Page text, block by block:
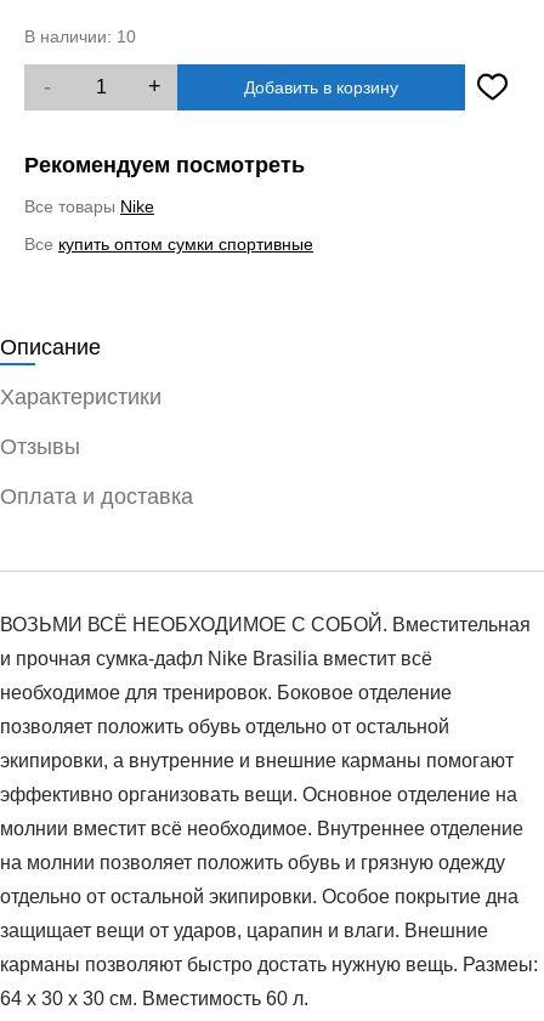
В наличии: 10
- + Добавить в корзину
Рекомендуем посмотреть
Все товары Nike
Все купить оптом сумки спортивные
Описание
Характеристики
Отзывы
Оплата и доставка
ВОЗЬМИ ВСЁ НЕОБХОДИМОЕ С СОБОЙ. Вместительная
и прочная сумка-дафл Nike Brasilia вместит всё
необходимое для тренировок. Боковое отделение
позволяет положить обувь отдельно от остальной
экипировки, а внутренние и внешние карманы помогают
эффективно организовать вещи. Основное отделение на
молнии вместит всё необходимое. Внутреннее отделение
на молнии позволяет положить обувь и грязную одежду
отдельно от остальной экипировки. Особое покрытие дна
защищает вещи от ударов, царапин и влаги. Внешние
карманы позволяют быстро достать нужную вещь. Размеы:
64 x 30 x 30 см. Вместимость 60 л.